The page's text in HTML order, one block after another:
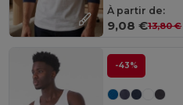
À partir de:
9,08 €13,80 €
-43%